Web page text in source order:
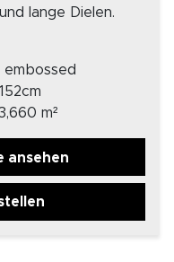
lange Dielen.
m²
ansehen